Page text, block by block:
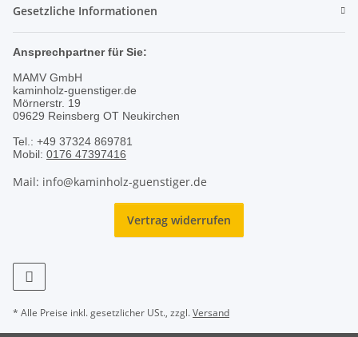
Gesetzliche Informationen
Ansprechpartner für Sie:
MAMV GmbH
kaminholz-guenstiger.de
Mörnerstr. 19
09629 Reinsberg OT Neukirchen
Tel.: +49 37324 869781
Mobil: 0176 47397416
Mail: info@kaminholz-guenstiger.de
Vertrag widerrufen
* Alle Preise inkl. gesetzlicher USt., zzgl.Versand